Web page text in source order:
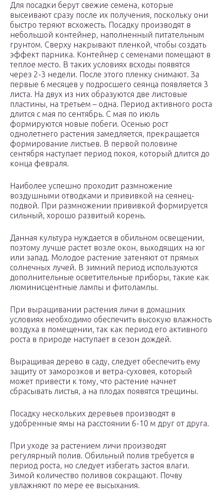
Для посадки берут свежие семена, которые
высеивают сразу после их получения, поскольку они
быстро теряют всхожесть. Посадку производят в
небольшой контейнер, наполненный питательным
грунтом. Сверху накрывают пленкой, чтобы создать
эффект парника. Контейнер с семенами помещают в
теплое место. В таких условиях всходы появятся
через 2-3 недели. После этого пленку снимают. За
первые 6 месяцев у подросшего сеянца появляется 3
листа. На двух из них образуются две листовые
пластины, на третьем – одна. Период активного роста
длится с мая по сентябрь. С мая по июль
формируются новые побеги. Осенью рост
однолетнего растения замедляется, прекращается
формирование листьев. В первой половине
сентября наступает период покоя, который длится до
конца февраля.
Наиболее успешно проходит размножение
воздушными отводками и прививкой на сеянец-
подвой. При размножении прививкой формируется
сильный, хорошо развитый корень.
Данная культура нуждается в обильном освещении,
поэтому лучше растет возле окон, выходящих на юг
или запад. Молодое растение затеняют от прямых
солнечных лучей. В зимний период используются
дополнительные осветительные приборы, такие как
люминисцентные лампы и фитолампы.
При выращивании растения личи в домашних
условиях необходимо обеспечить высокую влажность
воздуха в помещении, так как период его активного
роста в природе наступает в сезон дождей.
Выращивая дерево в саду, следует обеспечить ему
защиту от заморозков и ветра-суховея, который
может привести к тому, что растение начнет
сбрасывать листья, а на плодах появятся трещины.
Посадку нескольких деревьев производят в
удобренные ямы на расстоянии 6-10 м друг от друга.
При уходе за растением личи производят
регулярный полив. Обильный полив требуется в
период роста, но следует избегать застоя влаги.
Зимой количество поливов сокращают. Почву
увлажняют по мере ее высыхания.